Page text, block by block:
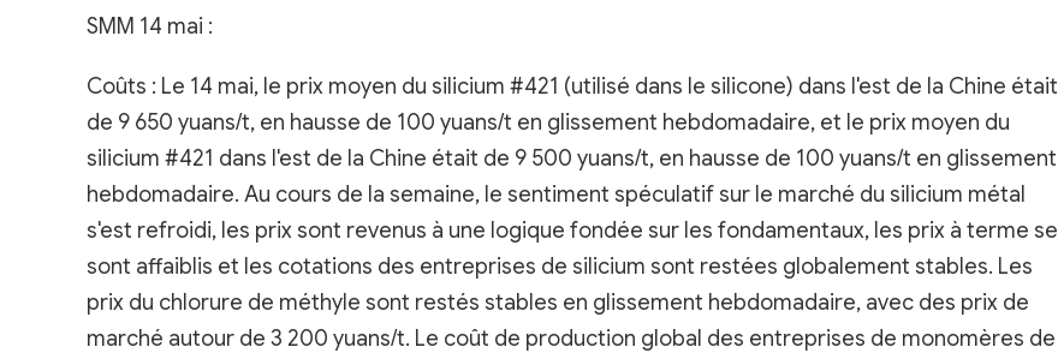
SMM 14 mai :
Coûts : Le 14 mai, le prix moyen du silicium #421 (utilisé dans le silicone) dans l'est de la Chine était
de 9 650 yuans/t, en hausse de 100 yuans/t en glissement hebdomadaire, et le prix moyen du
silicium #421 dans l'est de la Chine était de 9 500 yuans/t, en hausse de 100 yuans/t en glissement
hebdomadaire. Au cours de la semaine, le sentiment spéculatif sur le marché du silicium métal
s'est refroidi, les prix sont revenus à une logique fondée sur les fondamentaux, les prix à terme se
sont affaiblis et les cotations des entreprises de silicium sont restées globalement stables. Les
prix du chlorure de méthyle sont restés stables en glissement hebdomadaire, avec des prix de
marché autour de 3 200 yuans/t. Le coût de production global des entreprises de monomères de